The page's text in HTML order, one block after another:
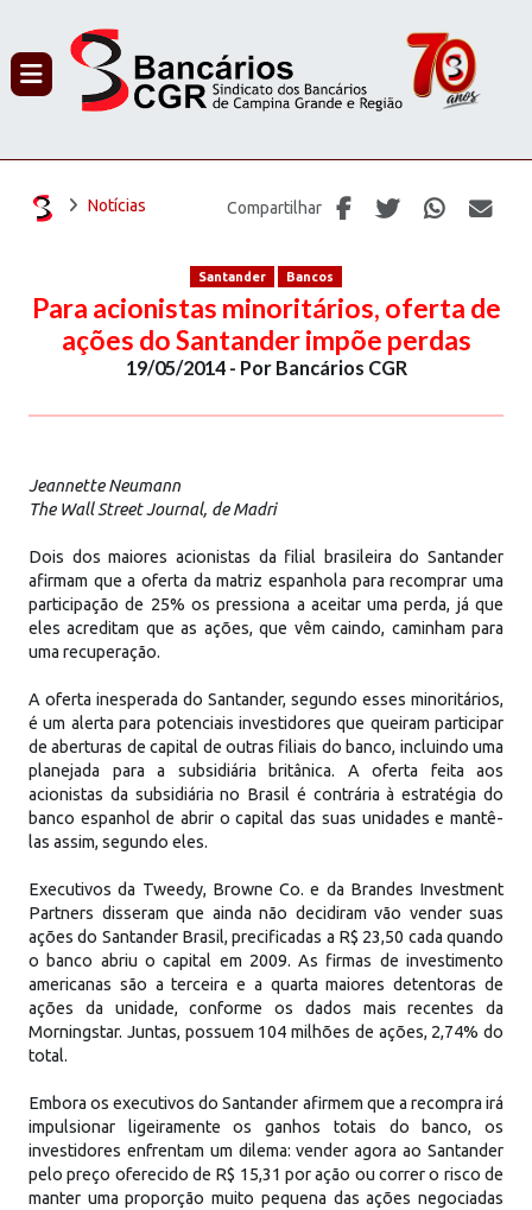
Notícias Compartilhar
Santander Bancos
Para acionistas minoritários, oferta de
ações do Santander impõe perdas
19/05/2014 - Por Bancários CGR
Jeannette Neumann
The Wall Street Journal, de Madri
Dois dos maiores acionistas da filial brasileira do Santander
afirmam que a oferta da matriz espanhola para recomprar uma
participação de 25% os pressiona a aceitar uma perda, já que
eles acreditam que as ações, que vêm caindo, caminham para
uma recuperação.
A oferta inesperada do Santander, segundo esses minoritários,
é um alerta para potenciais investidores que queiram participar
de aberturas de capital de outras filiais do banco, incluindo uma
planejada para a subsidiária britânica. A oferta feita aos
acionistas da subsidiária no Brasil é contrária à estratégia do
banco espanhol de abrir o capital das suas unidades e mantê-
las assim, segundo eles.
Executivos da Tweedy, Browne Co. e da Brandes Investment
Partners disseram que ainda não decidiram vão vender suas
ações do Santander Brasil, precificadas a R$ 23,50 cada quando
o banco abriu o capital em 2009. As firmas de investimento
americanas são a terceira e a quarta maiores detentoras de
ações da unidade, conforme os dados mais recentes da
Morningstar. Juntas, possuem 104 milhões de ações, 2,74% do
total.
Embora os executivos do Santander afirmem que a recompra irá
impulsionar ligeiramente os ganhos totais do banco, os
investidores enfrentam um dilema: vender agora ao Santander
pelo preço oferecido de R$ 15,31 por ação ou correr o risco de
manter uma proporção muito pequena das ações negociadas